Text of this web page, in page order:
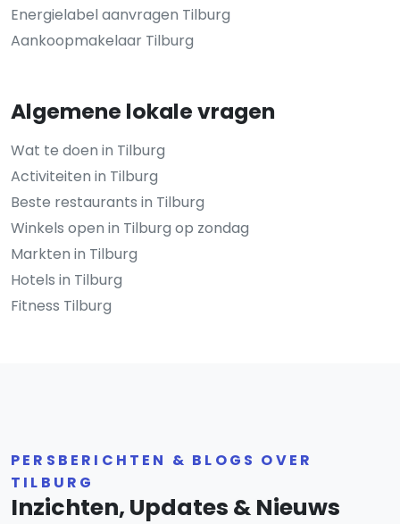
Energielabel aanvragen Tilburg
Aankoopmakelaar Tilburg
Algemene lokale vragen
Wat te doen in Tilburg
Activiteiten in Tilburg
Beste restaurants in Tilburg
Winkels open in Tilburg op zondag
Markten in Tilburg
Hotels in Tilburg
Fitness Tilburg
PERSBERICHTEN & BLOGS OVER
TILBURG
Inzichten, Updates & Nieuws